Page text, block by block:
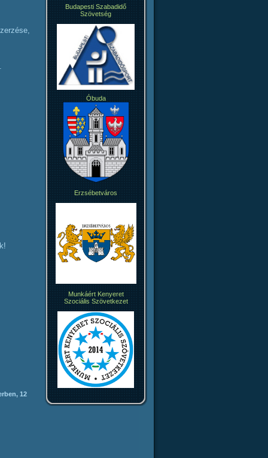
12
Budapesti Szabadidő
Szövetség
Óbuda
Erzsébetváros
Munkáért Kenyeret
Szociális Szövetkezet